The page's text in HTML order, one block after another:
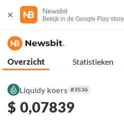
Newsbit
Bekijk in de Google Play store
Overzicht Statistieken
Liquidy koers #3536
$ 0,07839